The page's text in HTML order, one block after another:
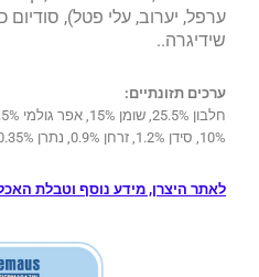
ערפל, יערוב, עלי פטל), סודיום
שידיגרה..
ערכים תזונתיים:
10%, סידן 1.2%, זרחן 0.9%, נתרן 0.35%.
לאתר היצרן, מידע נוסף וטבלת